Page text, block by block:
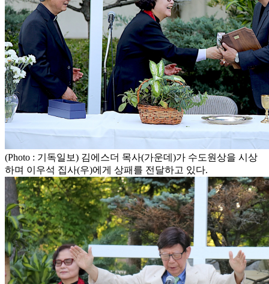
(Photo : 기독일보) 김에스더 목사(가운데)가 수도원상을 시상
하며 이우석 집사(우)에게 상패를 전달하고 있다.